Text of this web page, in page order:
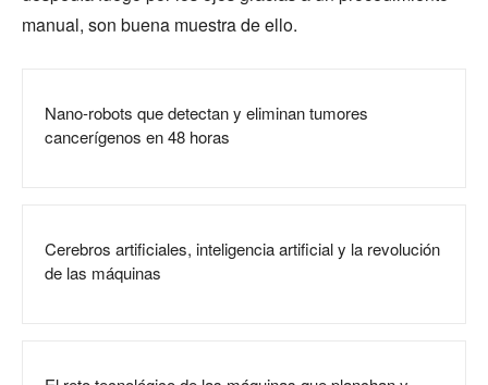
manual, son buena muestra de ello.
Nano-robots que detectan y eliminan tumores
cancerígenos en 48 horas
Cerebros artificiales, inteligencia artificial y la revolución
de las máquinas